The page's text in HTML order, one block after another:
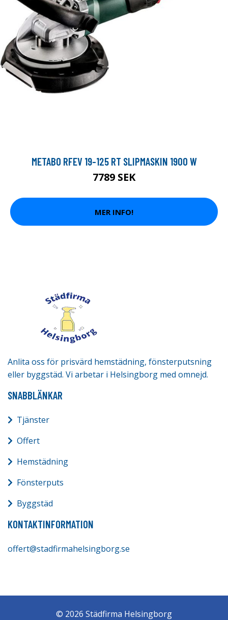
METABO RFEV 19-125 RT SLIPMASKIN 1900 W
7789 SEK
MER INFO!
Anlita oss för prisvärd hemstädning, fönsterputsning
eller byggstäd. Vi arbetar i Helsingborg med omnejd.
SNABBLÄNKAR
Tjänster
Offert
Hemstädning
Fönsterputs
Byggstäd
KONTAKTINFORMATION
offert@stadfirmahelsingborg.se
© 2026 Städfirma Helsingborg